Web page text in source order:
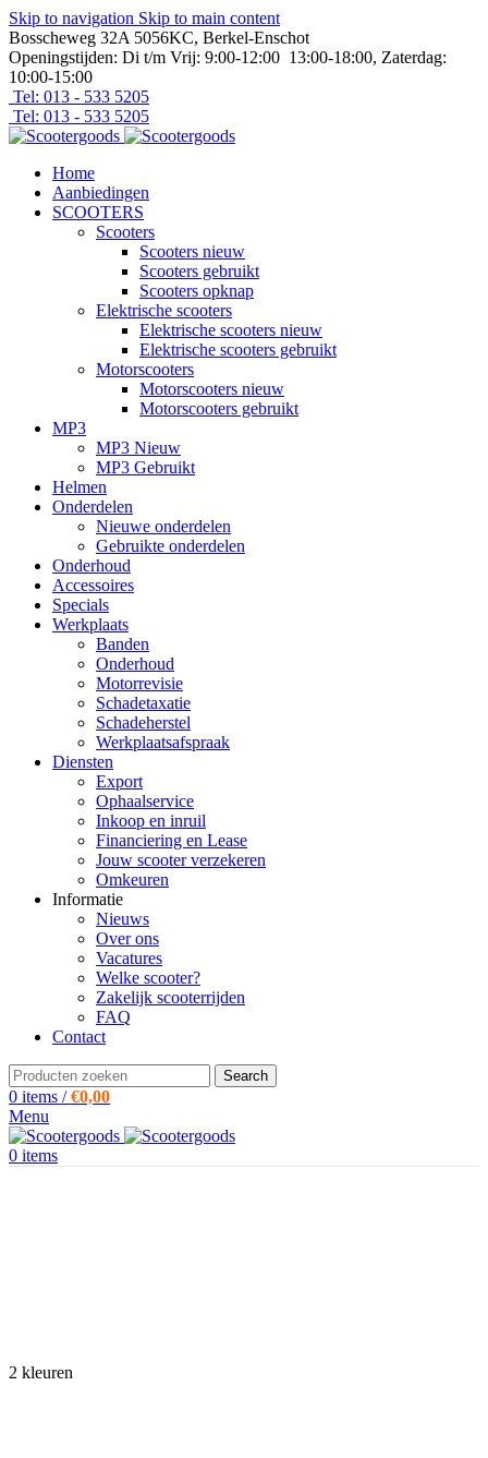
Skip to navigation Skip to main content
Bosscheweg 32A 5056KC, Berkel-Enschot
Openingstijden: Di t/m Vrij: 9:00-12:00 13:00-18:00, Zaterdag:
10:00-15:00
Tel: 013 - 533 5205
Tel: 013 - 533 5205
Home
Aanbiedingen
SCOOTERS
Scooters
Scooters nieuw
Scooters gebruikt
Scooters opknap
Elektrische scooters
Elektrische scooters nieuw
Elektrische scooters gebruikt
Motorscooters
Motorscooters nieuw
Motorscooters gebruikt
MP3
MP3 Nieuw
MP3 Gebruikt
Helmen
Onderdelen
Nieuwe onderdelen
Gebruikte onderdelen
Onderhoud
Accessoires
Specials
Werkplaats
Banden
Onderhoud
Motorrevisie
Schadetaxatie
Schadeherstel
Werkplaatsafspraak
Diensten
Export
Ophaalservice
Inkoop en inruil
Financiering en Lease
Jouw scooter verzekeren
Omkeuren
Informatie
Nieuws
Over ons
Vacatures
Welke scooter?
Zakelijk scooterrijden
FAQ
Contact
Search
0 items / €0,00
Menu
0 items
2 kleuren